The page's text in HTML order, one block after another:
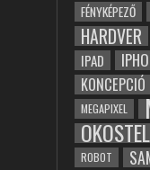
FÉNYKÉPEZŐ
HARDVER
IPAD
KONCEPCIÓ
MEGAPIXEL
ROBOT